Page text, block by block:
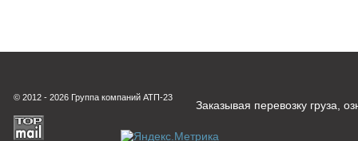
© 2012 - 2026 Группа компаний АТП-23
Заказывая перевозку груза,